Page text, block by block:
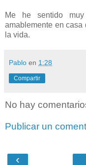
Me he sentido
amablemente en casa
la vida.
Pablo en 1:28
Compartir
No hay
Publicar un
‹